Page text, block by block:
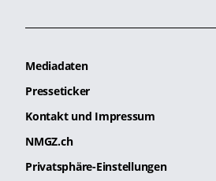
Mediadaten
Presseticker
Kontakt und Impressum
NMGZ.ch
Privatsphäre-Einstellungen